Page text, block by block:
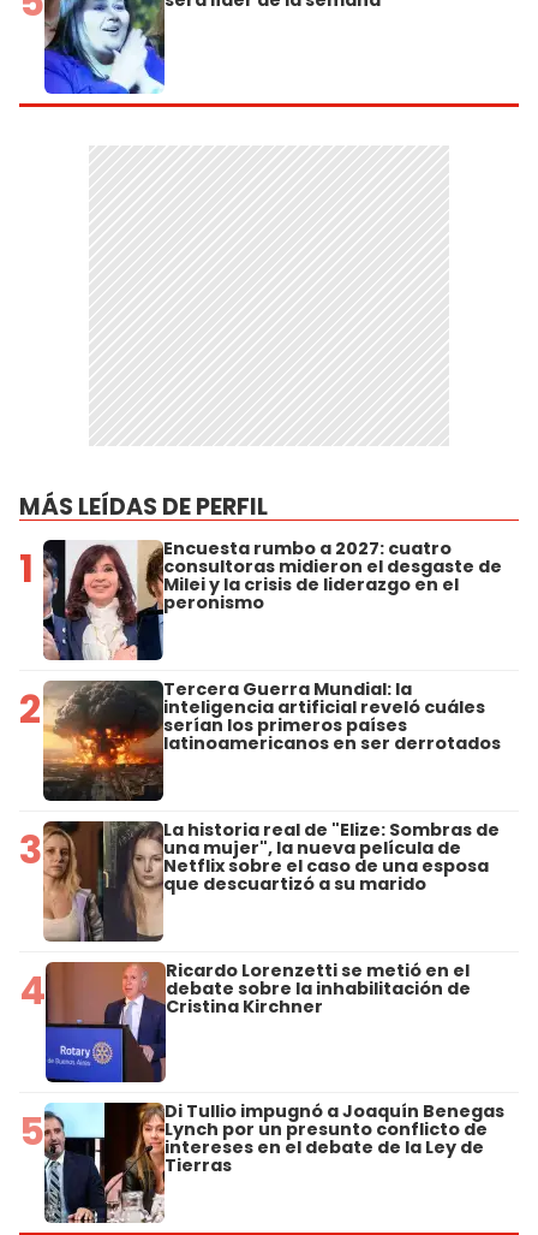
MÁS LEÍDAS DE PERFIL
1 Encuesta rumbo a 2027: cuatro
consultoras midieron el desgaste de
Milei y la crisis de liderazgo en el
peronismo
2 Tercera Guerra Mundial: la
inteligencia artificial reveló cuáles
serían los primeros países
latinoamericanos en ser derrotados
3 La historia real de "Elize: Sombras de
una mujer", la nueva película de
Netflix sobre el caso de una esposa
que descuartizó a su marido
4 Ricardo Lorenzetti se metió en el
debate sobre la inhabilitación de
Cristina Kirchner
5 Di Tullio impugnó a Joaquín Benegas
Lynch por un presunto conflicto de
intereses en el debate de la Ley de
Tierras